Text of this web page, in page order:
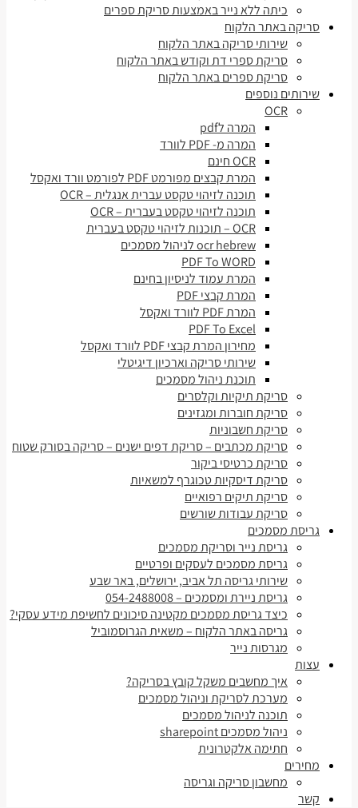
כיתה ללא נייר באמצעות סריקת ספרים
סריקה באתר הלקוח
שירותי סריקה באתר הלקוח
סריקת ספרי דת וקודש באתר הלקוח
סריקת ספרים באתר הלקוח
שירותים נוספים
OCR
המרה לpdf
המרה מ- PDF לוורד
OCR חינם
המרת קבצים מפורמט PDF לפורמט וורד ואקסל
תוכנה לזיהוי טקסט עברית אנגלית – OCR
תוכנה לזיהוי טקסט בעברית – OCR
OCR – תוכנות לזיהוי טקסט בעברית
ocr hebrew לניהול מסמכים
PDF To WORD
המרת עמוד לניסיון בחינם
המרת קבצי PDF
המרת PDF לוורד ואקסל
PDF To Excel
מחירון המרת קבצי PDF לוורד ואקסל
שירותי סריקה וארכיון דיגיטלי
תוכנת ניהול מסמכים
סריקת תיקיות וקלסרים
סריקת חוברות ומגזינים
סריקת חשבוניות
סריקת מכתבים – סריקת דפים ישנים – סריקה בסורק שטוח
סריקת כרטיסי ביקור
סריקת דיסקיות טכוגרף למשאיות
סריקת תיקים רפואיים
סריקת עבודות שורשים
גריסת מסמכים
גריסת נייר וסריקת מסמכים
גריסת מסמכים לעסקים ופרטיים
שירותי גריסה תל אביב, ירושלים, באר שבע
גריסת ניירת ומסמכים – 054-2488008
כיצד גריסת מסמכים מקטינה סיכונים לחשיפת מידע עסקי?
גריסה באתר הלקוח – משאית הגרוסמוביל
מגרסות נייר
עצות
איך מחשבים משקל קובץ בסריקה?
מערכת לסריקת וניהול מסמכים
תוכנה לניהול מסמכים
ניהול מסמכים sharepoint
חתימה אלקטרונית
מחירים
מחשבון סריקה וגריסה
קשר